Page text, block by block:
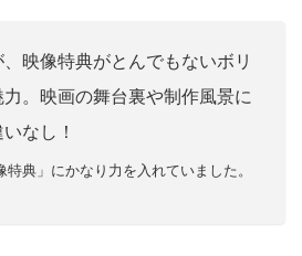
映像特典がとんでもないボリ
。映画の舞台裏や制作風景に
なし！
典」にかなり力を入れていました。